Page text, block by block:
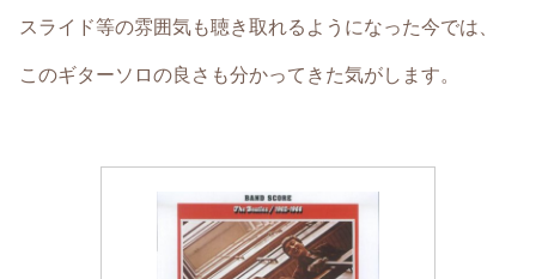
スライド等の雰囲気も聴き取れるようになった今では、
このギターソロの良さも分かってきた気がします。